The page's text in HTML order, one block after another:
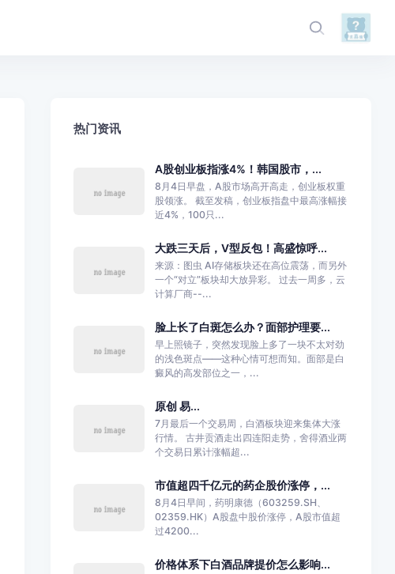
热门资讯
A股创业板指涨4%！韩国股市，...
8月4日早盘，A股市场高开高走，创业板权重
股领涨。 截至发稿，创业板指盘中最高涨幅接
近4%，100只...
大跌三天后，V型反包！高盛惊呼...
来源：图虫 AI存储板块还在高位震荡，而另外
一个“对立”板块却大放异彩。 过去一周多，云
计算厂商--...
脸上长了白斑怎么办？面部护理要...
早上照镜子，突然发现脸上多了一块不太对劲
的浅色斑点——这种心情可想而知。面部是白
癜风的高发部位之一，...
原创 易...
7月最后一个交易周，白酒板块迎来集体大涨
行情。 古井贡酒走出四连阳走势，舍得酒业两
个交易日累计涨幅超...
市值超四千亿元的药企股价涨停，...
8月4日早间，药明康德（603259.SH、
02359.HK）A股盘中股价涨停，A股市值超
过4200...
价格体系下白酒品牌提价怎么影响...